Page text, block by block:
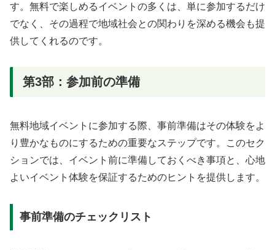
す。無料で楽しめるイベントの多くは、単に参加するだけ
でなく、その過程で地域社会との関わりを深める機会も提
供してくれるのです。
第3部：参加前の準備
無料地域イベントに参加する際、事前準備はその体験をよ
り豊かなものにするための重要なステップです。このセク
ションでは、イベント前に準備しておくべき事項と、心地
よいイベント体験を保証するためのヒントを提供します。
事前準備のチェックリスト